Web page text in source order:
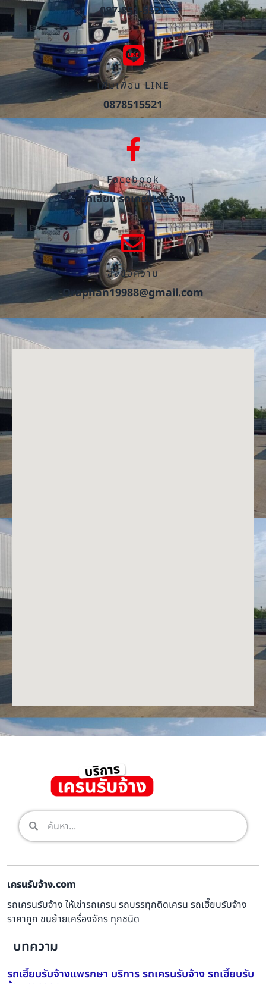
087-851-5521
เพิ่มเพื่อน LINE
0878515521
Facebook
รถเฮี๊ยบ รถเครน รับจ้าง
ส่งข้อความ
Oraphan19988@gmail.com
เครนรับจ้าง.com
รถเครนรับจ้าง ให้เช่ารถเครน รถบรรทุกติดเครน รถเฮี๊ยบรับจ้าง
ราคาถูก ขนย้ายเครื่องจักร ทุกชนิด
บทความ
รถเฮี๊ยบรับจ้างแพรกษา บริการ รถเครนรับจ้าง รถเฮี๊ยบรับ